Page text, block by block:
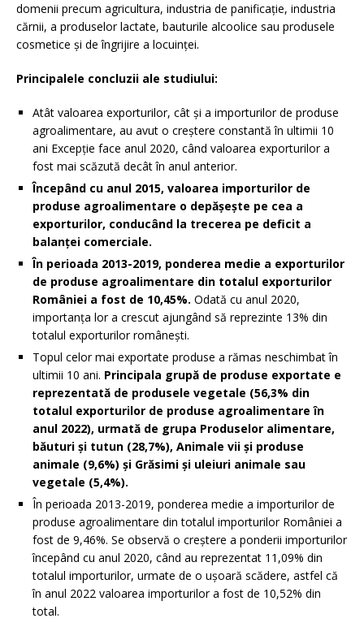
domenii precum agricultura, industria de panificație, industria
cărnii, a produselor lactate, bauturile alcoolice sau produsele
cosmetice și de îngrijire a locuinței.
Principalele concluzii ale studiului:
Atât valoarea exporturilor, cât și a importurilor de produse
agroalimentare, au avut o creștere constantă în ultimii 10
ani Excepție face anul 2020, când valoarea exporturilor a
fost mai scăzută decât în anul anterior.
Începând cu anul 2015, valoarea importurilor de
produse agroalimentare o depășește pe cea a
exporturilor, conducând la trecerea pe deficit a
balanței comerciale.
În perioada 2013-2019, ponderea medie a exporturilor
de produse agroalimentare din totalul exporturilor
României a fost de 10,45%. Odată cu anul 2020,
importanța lor a crescut ajungând să reprezinte 13% din
totalul exporturilor românești.
Topul celor mai exportate produse a rămas neschimbat în
ultimii 10 ani. Principala grupă de produse exportate e
reprezentată de produsele vegetale (56,3% din
totalul exporturilor de produse agroalimentare în
anul 2022), urmată de grupa Produselor alimentare,
băuturi și tutun (28,7%), Animale vii și produse
animale (9,6%) și Grăsimi și uleiuri animale sau
vegetale (5,4%).
În perioada 2013-2019, ponderea medie a importurilor de
produse agroalimentare din totalul importurilor României a
fost de 9,46%. Se observă o creștere a ponderii importurilor
începând cu anul 2020, când au reprezentat 11,09% din
totalul importurilor, urmate de o ușoară scădere, astfel că
în anul 2022 valoarea importurilor a fost de 10,52% din
total.